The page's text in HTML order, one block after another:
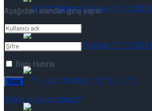
Günlük Yabancı Oranları 07/08/2026
Sonuçları
Günlük Yabancı Oranları 07/08/2026
Aşağıdaki alandan giriş yapın
Beni Hatırla
Şifrenizi mi unuttunuz?